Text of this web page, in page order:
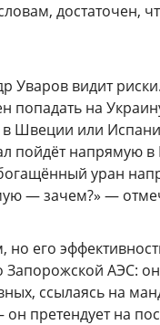
достаточен,
Уваров видит
попадать на
в Швеции или
пойдёт напрямую в
уран
— зачем?» —
но его
Запорожской АЭС:
ссылаясь на
претендует на